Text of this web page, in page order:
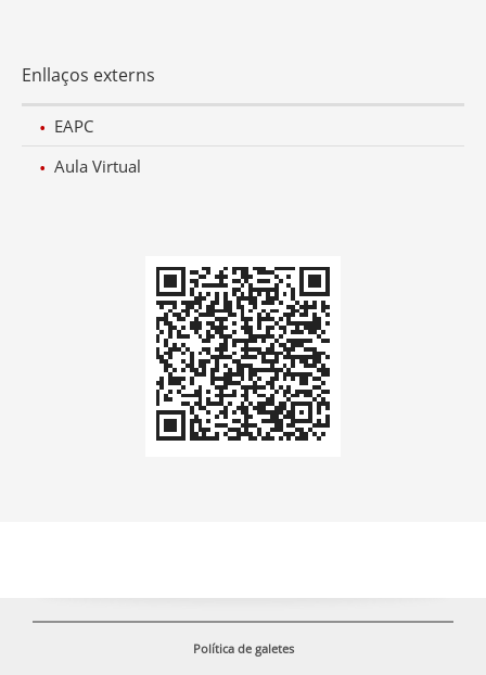
Enllaços externs
EAPC
Aula Virtual
Política de galetes